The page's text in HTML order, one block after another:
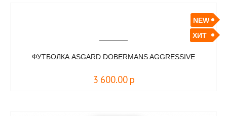
NEW
ХИТ
ФУТБОЛКА ASGARD DOBERMANS AGGRESSIVE
3 600.00 р